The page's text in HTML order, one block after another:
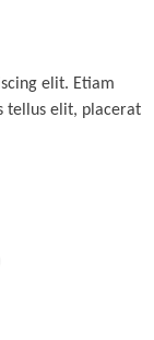
elit. Etiam
tellus elit, placerat